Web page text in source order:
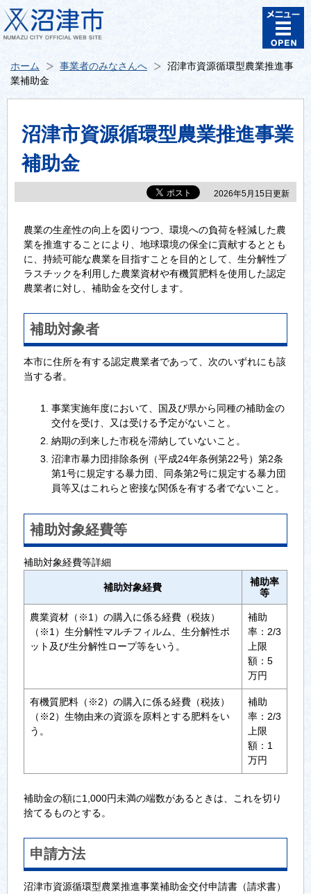
ホーム 事業者のみなさんへ
沼津市資源循環型農業推進事
業補助金
沼津市資源循環型農業推進事業
補助金
2026年5月15日更新
農業の生産性の向上を図りつつ、環境への負荷を軽減した農
業を推進することにより、地球環境の保全に貢献するととも
に、持続可能な農業を目指すことを目的として、生分解性プ
ラスチックを利用した農業資材や有機質肥料を使用した認定
農業者に対し、補助金を交付します。
補助対象者
本市に住所を有する認定農業者であって、次のいずれにも該
当する者。
事業実施年度において、国及び県から同種の補助金の
交付を受け、又は受ける予定がないこと。
納期の到来した市税を滞納していないこと。
沼津市暴力団排除条例（平成24年条例第22号）第2条
第1号に規定する暴力団、同条第2号に規定する暴力団
員等又はこれらと密接な関係を有する者でないこと。
補助対象経費等
補助対象経費等詳細
補助対象経費
補助率
等
農業資材（※1）の購入に係る経費（税抜）
（※1）生分解性マルチフィルム、生分解性ポ
ット及び生分解性ロープ等をいう。
補助
率：2/3
上限
額：5
万円
有機質肥料（※2）の購入に係る経費（税抜）
（※2）生物由来の資源を原料とする肥料をい
う。
補助
率：2/3
上限
額：1
万円
補助金の額に1,000円未満の端数があるときは、これを切り
捨てるものとする。
申請方法
沼津市資源循環型農業推進事業補助金交付申請書（請求書）